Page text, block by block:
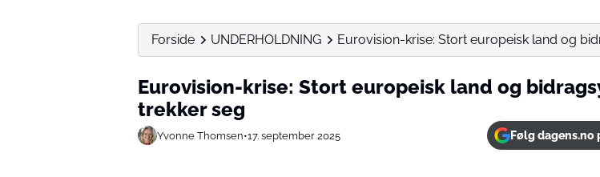
Forside UNDERHOLDNING Eurovision-krise: Stort europeisk land og
Eurovision-krise: Stort europeisk land og
trekker seg
Yvonne Thomsen•17. september 2025 Følg dagens.no